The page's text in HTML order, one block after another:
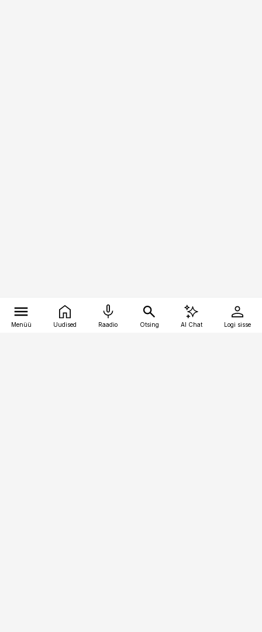
Menüü Uudised Raadio Otsing AI Chat Logi sisse